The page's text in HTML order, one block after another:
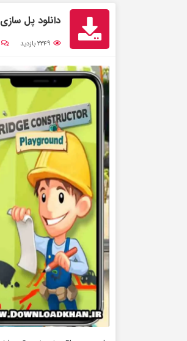
دانلود پل سازی Bridge Constructor Playground برای اندروید + مود
۲۲۴۹بازدید